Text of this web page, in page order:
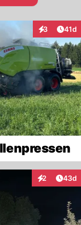
3
Interaktionen
41d
2
Interaktionen
43d